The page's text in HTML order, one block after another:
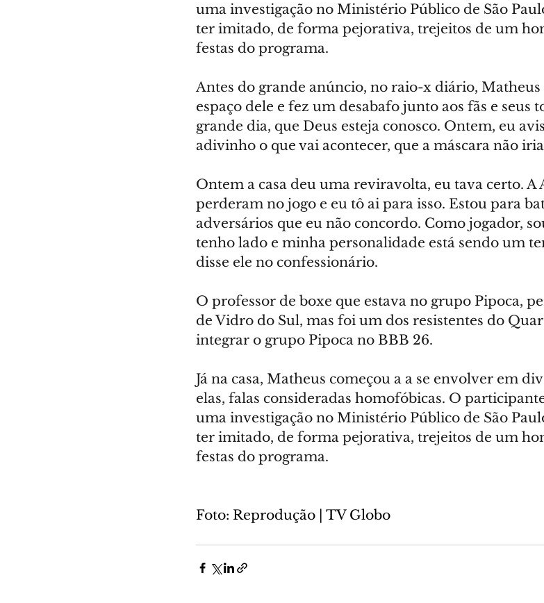
uma investigação no Ministério Público de São
ter imitado, de forma pejorativa, trejeitos de um
festas do programa.
Antes do grande anúncio, no raio-x diário,
espaço dele e fez um desabafo junto aos fãs e seus
grande dia, que Deus esteja conosco. Ontem, eu
adivinho o que vai acontecer, que a máscara não
Ontem a casa deu uma reviravolta, eu tava certo. A
perderam no jogo e eu tô ai para isso. Estou para
adversários que eu não concordo. Como jogador,
tenho lado e minha personalidade está sendo um
disse ele no confessionário.
O professor de boxe que estava no grupo Pipoca,
de Vidro do Sul, mas foi um dos resistentes do
integrar o grupo Pipoca no BBB 26.
Já na casa, Matheus começou a a se envolver em
elas, falas consideradas homofóbicas. O
uma investigação no Ministério Público de São
ter imitado, de forma pejorativa, trejeitos de um
festas do programa.
Foto: Reprodução | TV Globo